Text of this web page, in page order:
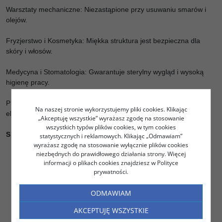
Warsztaty mechaniczne: Niezastąpione przy usuwaniu smarów i
olejów.
Fryzjerstwo i Kosmetyka: Miękka struktura jest bezpieczna dla
skóry i włosów.
Medycyna i Stomatologia: Gwarantuje sterylny wygląd i wysoką
higienę pracy.
Przemysł: Sprawdza się przy czyszczeniu maszyn i precyzyjnych
elementów.
Specyfikacja:
Wysokość:22,5 cm
Średnica:25 cm
Listek:18 cm
Ilość w opakowaniu:2 szt
Na naszej stronie wykorzystujemy pliki cookies. Klikając
„Akceptuję wszystkie” wyrażasz zgodę na stosowanie
wszystkich typów plików cookies, w tym cookies
statystycznych i reklamowych. Klikając „Odmawiam”
wyrażasz zgodę na stosowanie wyłącznie plików cookies
niezbędnych do prawidłowego działania strony. Więcej
informacji o plikach cookies znajdziesz w Polityce
prywatności.
ODMAWIAM
AKCEPTUJĘ WSZYSTKIE